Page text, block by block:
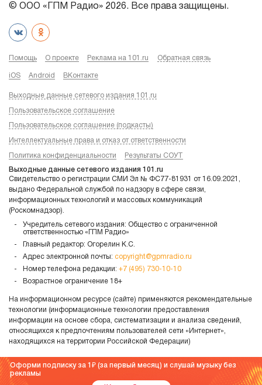
© ООО «ГПМ Радио» 2026. Все права защищены.
Помощь О проекте Реклама на 101.ru Обратная связь
iOS Android ВКонтакте
Выходные данные сетевого издания 101.ru
Пользовательское соглашение
Пользовательское соглашение (подкасты)
Интеллектуальные права и отказ от ответственности
Политика конфиденциальности Результаты СОУТ
Выходные данные сетевого издания 101.ru
Свидетельство о регистрации СМИ Эл № ФС77-81931 от 16.09.2021,
выдано Федеральной службой по надзору в сфере связи,
информационных технологий и массовых коммуникаций
(Роскомнадзор).
Учредитель сетевого издания: Общество с ограниченной
ответственностью «ГПМ Радио»
Главный редактор: Огорелин К.С.
Адрес электронной почты: copyright@gpmradio.ru
Номер телефона редакции: +7 (495) 730-10-10
Возрастное ограничение 18+
На информационном ресурсе (сайте) применяются рекомендательные
технологии (информационные технологии предоставления
информации на основе сбора, систематизации и анализа сведений,
относящихся к предпочтениям пользователей сети «Интернет»,
находящихся на территории Российской Федерации)
Оформи подписку за 1
(за первый месяц) и слушай музыку без
рекламы